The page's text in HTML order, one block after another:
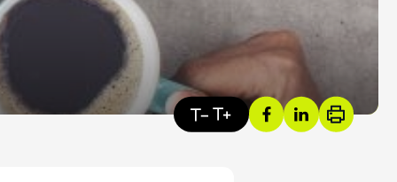
ACTUALITÉS DU SECTEUR